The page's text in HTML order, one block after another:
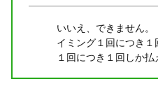
いいえ、できません
イミング１回につき
１回につき１回しか払